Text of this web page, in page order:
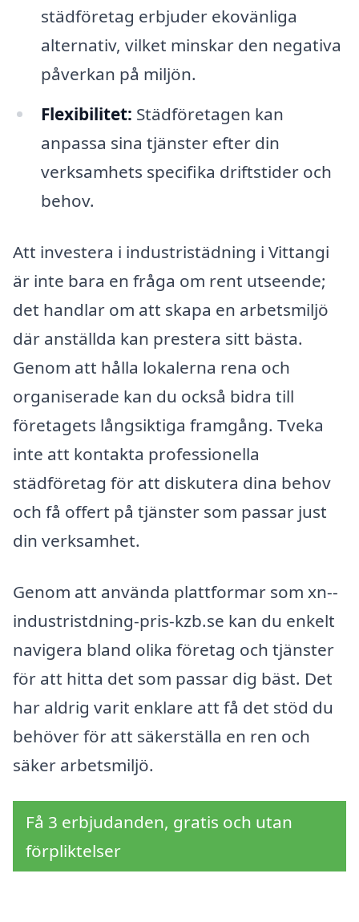
städföretag erbjuder ekovänliga
alternativ, vilket minskar den negativa
påverkan på miljön.
Flexibilitet: Städföretagen kan
anpassa sina tjänster efter din
verksamhets specifika driftstider och
behov.
Att investera i industristädning i Vittangi
är inte bara en fråga om rent utseende;
det handlar om att skapa en arbetsmiljö
där anställda kan prestera sitt bästa.
Genom att hålla lokalerna rena och
organiserade kan du också bidra till
företagets långsiktiga framgång. Tveka
inte att kontakta professionella
städföretag för att diskutera dina behov
och få offert på tjänster som passar just
din verksamhet.
Genom att använda plattformar som xn--
industristdning-pris-kzb.se kan du enkelt
navigera bland olika företag och tjänster
för att hitta det som passar dig bäst. Det
har aldrig varit enklare att få det stöd du
behöver för att säkerställa en ren och
säker arbetsmiljö.
Få 3 erbjudanden, gratis och utan
förpliktelser